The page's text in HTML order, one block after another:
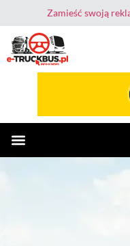
Zamieść swoją